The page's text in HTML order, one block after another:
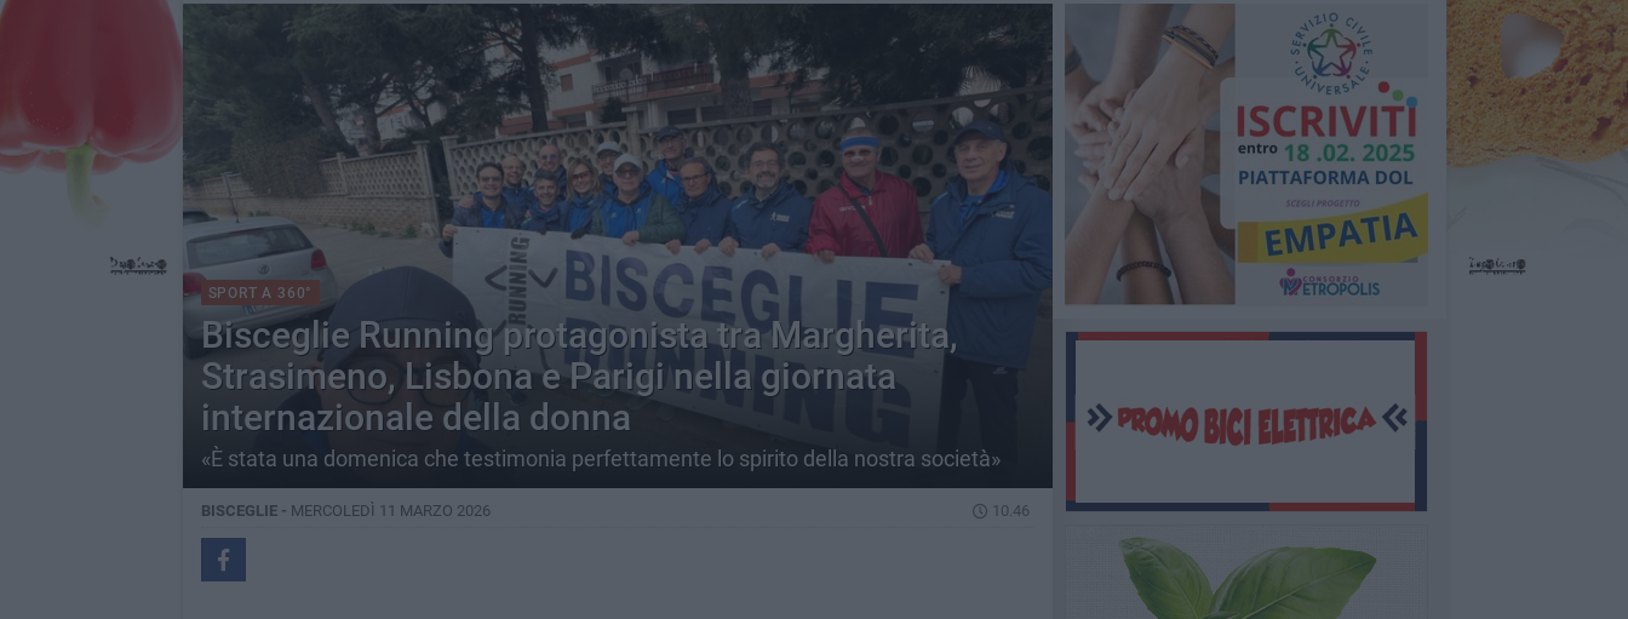
SPORT A 360°
Bisceglie Running protagonista tra Margherita,
Strasimeno, Lisbona e Parigi nella giornata
internazionale della donna
«È stata una domenica che testimonia perfettamente lo spirito della nostra società»
BISCEGLIE - MERCOLEDÌ 11 MARZO 2026 10.46